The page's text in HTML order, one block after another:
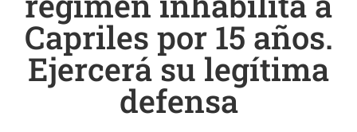
Capriles por 15 años.
Ejercerá su legítima
defensa